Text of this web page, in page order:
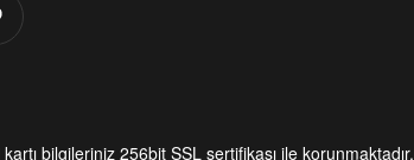
bilgileriniz 256bit SSL sertifikası ile korunmaktadır.